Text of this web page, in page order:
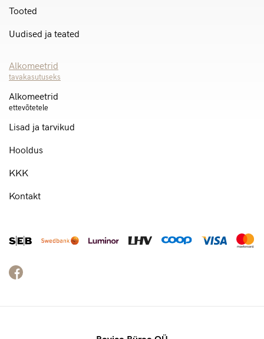
Tooted
Uudised ja teated
Alkomeetrid
tavakasutuseks
Alkomeetrid
ettevõtetele
Lisad ja tarvikud
Hooldus
KKK
Kontakt